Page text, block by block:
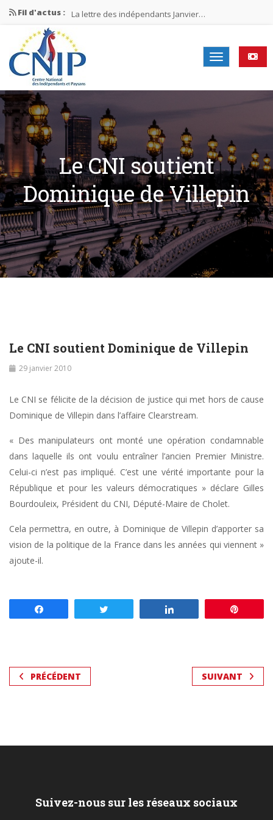
Fil d'actus : La lettre des indépendants Janvier…
La lettre des indépendants Novembre…
La lettre des indépendants Juin…
Mission nationale ÉLECTIONS MUNICIPALES 2026
La lettre des indépendants N°2-2026
Le CNI soutient
Dominique de Villepin
Le CNI soutient Dominique de Villepin
29 janvier 2010
Le CNI se félicite de la décision de justice qui met hors de cause
Dominique de Villepin dans l’affaire Clearstream.
« Des manipulateurs ont monté une opération condamnable
dans laquelle ils ont voulu entraîner l’ancien Premier Ministre.
Celui-ci n’est pas impliqué. C’est une vérité importante pour la
République et pour les valeurs démocratiques » déclare Gilles
Bourdouleix, Président du CNI, Député-Maire de Cholet.
Cela permettra, en outre, à Dominique de Villepin d’apporter sa
vision de la politique de la France dans les années qui viennent »
ajoute-il.
PRÉCÉDENT SUIVANT
Suivez-nous sur les réseaux sociaux